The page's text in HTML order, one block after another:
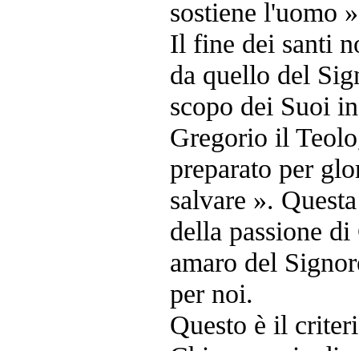
sostiene l'uomo
Il fine dei santi
da quello del
scopo dei Suoi
Gregorio il
preparato per
salvare ».
della passione
amaro del
per noi.
Questo è il